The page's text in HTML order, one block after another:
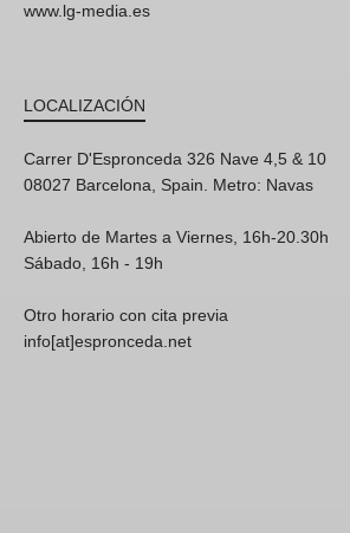
www.lg-media.es
LOCALIZACIÓN
Carrer D'Espronceda 326 Nave 4,5 & 10
08027 Barcelona, Spain. Metro: Navas
Abierto de Martes a Viernes, 16h-20.30h
Sábado, 16h - 19h
Otro horario con cita previa
info[at]espronceda.net